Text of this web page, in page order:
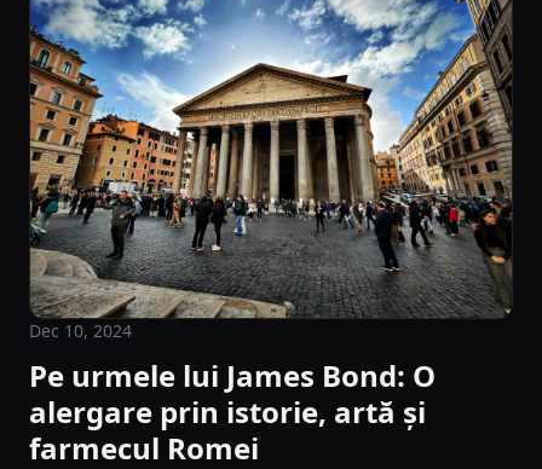
Dec 10, 2024
Pe urmele lui James Bond: O
alergare prin istorie, artă și
farmecul Romei